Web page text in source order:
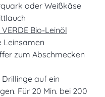
oder Weißkäse
VERDE Bio-Leinöl
Leinsamen
zum Abschmecken
auf ein
Für 20 Min. bei 200